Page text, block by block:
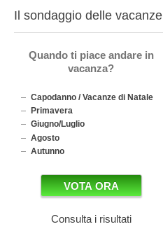
Il sondaggio delle vacanze
Quando ti piace andare in
vacanza?
Capodanno / Vacanze di Natale
Primavera
Giugno/Luglio
Agosto
Autunno
Consulta i risultati